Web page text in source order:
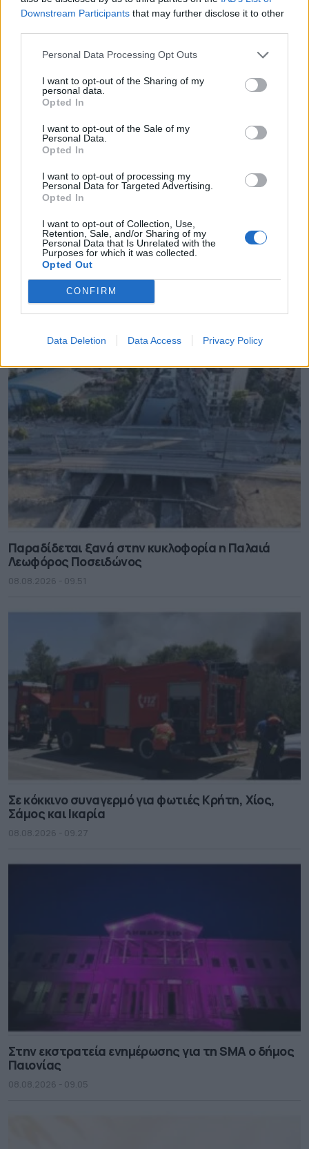
Downstream Participants that may further disclose it to other
Personal Data Processing Opt Outs
I want to opt-out of the Sharing of my
personal data.
Opted In
I want to opt-out of the Sale of my
Personal Data.
Opted In
I want to opt-out of processing my
Personal Data for Targeted Advertising.
Opted In
I want to opt-out of Collection, Use,
Retention, Sale, and/or Sharing of my
Personal Data that Is Unrelated with the
Purposes for which it was collected.
Opted Out
CONFIRM
Data Deletion Data Access Privacy Policy
στη Χίο
08.08.2026 - 12.08
Ξεκάθαρος για ανεμογεννήτριες και
αποκατάσταση δασών ο Ν. Χαρδαλιάς
Παραδίδεται ξανά στην κυκλοφορία η Παλαιά
Λεωφόρος Ποσειδώνος
08.08.2026 - 09.51
Σε κόκκινο συναγερμό για φωτιές Κρήτη, Χίος,
Σάμος και Ικαρία
08.08.2026 - 09.27
Στην εκστρατεία ενημέρωσης για τη SMA ο δήμος
Παιονίας
08.08.2026 - 09.05